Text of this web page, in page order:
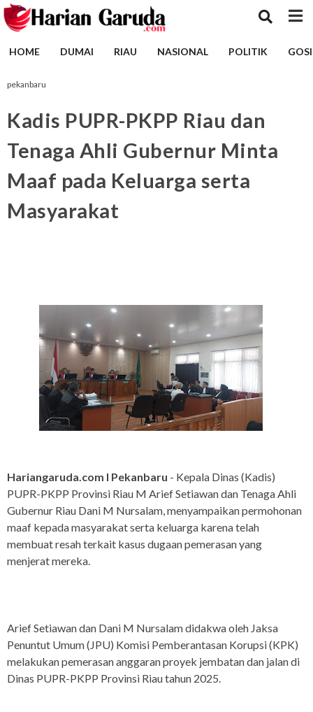
HOME DUMAI RIAU NASIONAL POLITIK
pekanbaru
Kadis PUPR-PKPP Riau dan
Tenaga Ahli Gubernur Minta
Maaf pada Keluarga serta
Masyarakat
Hariangaruda.com I Pekanbaru - Kepala Dinas (Kadis)
PUPR-PKPP Provinsi Riau M Arief Setiawan dan Tenaga Ahli
Gubernur Riau Dani M Nursalam, menyampaikan permohonan
maaf kepada masyarakat serta keluarga karena telah
membuat resah terkait kasus dugaan pemerasan yang
menjerat mereka.
Arief Setiawan dan Dani M Nursalam didakwa oleh Jaksa
Penuntut Umum (JPU) Komisi Pemberantasan Korupsi (KPK)
melakukan pemerasan anggaran proyek jembatan dan jalan di
Dinas PUPR-PKPP Provinsi Riau tahun 2025.